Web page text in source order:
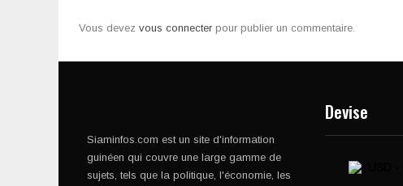
Vous devez vous connecter pour publier un commentaire.
Siaminfos.com est un site d'information
guinéen qui couvre une large gamme de
sujets, tels que la politique, l'économie, les
Devise